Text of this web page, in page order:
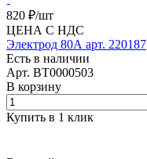
820 ₽/шт
ЦЕНА С НДС
Электрод 80А арт. 220187
Есть в наличии
Арт. BT0000503
В корзину
Купить в 1 клик